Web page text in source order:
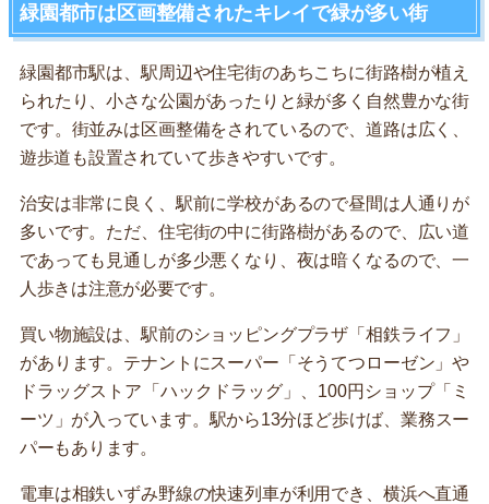
緑園都市は区画整備されたキレイで緑が多い街
緑園都市駅は、駅周辺や住宅街のあちこちに街路樹が植え
られたり、小さな公園があったりと緑が多く自然豊かな街
です。街並みは区画整備をされているので、道路は広く、
遊歩道も設置されていて歩きやすいです。
治安は非常に良く、駅前に学校があるので昼間は人通りが
多いです。ただ、住宅街の中に街路樹があるので、広い道
であっても見通しが多少悪くなり、夜は暗くなるので、一
人歩きは注意が必要です。
買い物施設は、駅前のショッピングプラザ「相鉄ライフ」
があります。テナントにスーパー「そうてつローゼン」や
ドラッグストア「ハックドラッグ」、100円ショップ「ミ
ーツ」が入っています。駅から13分ほど歩けば、業務スー
パーもあります。
電車は相鉄いずみ野線の快速列車が利用でき、横浜へ直通